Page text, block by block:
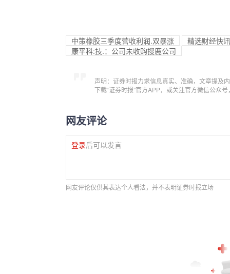
中策橡胶三季度营收利润.双暴涨
精选财经快
康平科:技.：公司未收购搜鹿公司
声明：证券时报力求信息真实、准确，文章提及
下载“证券时报”官方APP，或关注官方微信公众
网友评论
登录后可以发言
网友评论仅供其表达个人看法，并不表明证券时报立场